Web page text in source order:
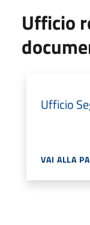
Ufficio
Ufficio
VAI ALLA